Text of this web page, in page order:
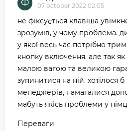
Ф
07 october 2022 02:05
не фіксується клавіша
зрозумів, у чому проблема.
у якої весь час потрібно
кнопку включення. але так
малою вагою та великою
зупинитися на ній. хотілося
менеджерів, намагалися
мабуть якісь проблеми у
Переваги